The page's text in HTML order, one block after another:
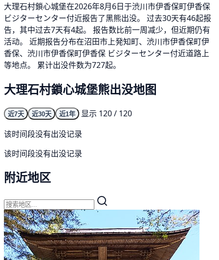
大理石村鎖心城堡在2026年8月6日于渋川市伊香保町伊香保
ビジターセンター付近报告了黑熊出没。 过去30天有46起报
告，其中过去7天有4起。 报告数比前一周减少，但近期仍有
活动。 近期报告分布在沼田市上発知町、渋川市伊香保町伊
香保、渋川市伊香保町伊香保 ビジターセンター付近道路上
等地点。 累计出没件数为727起。
大理石村鎖心城堡熊出没地图
近7天 近30天 近1年
显示 120 / 120
该时间段没有出没记录
该时间段没有出没记录
附近地区